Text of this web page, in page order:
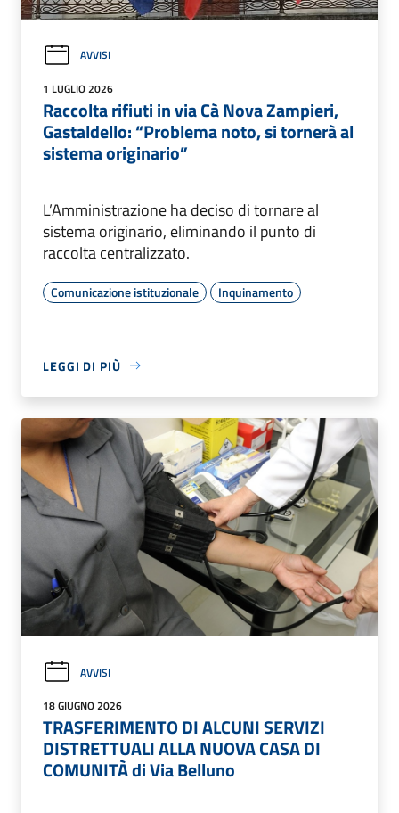
AVVISI
1 LUGLIO 2026
Raccolta rifiuti in via Cà Nova Zampieri,
Gastaldello: “Problema noto, si tornerà al
sistema originario”
L’Amministrazione ha deciso di tornare al
sistema originario, eliminando il punto di
raccolta centralizzato.
Comunicazione istituzionale Inquinamento
LEGGI DI PIÙ
AVVISI
18 GIUGNO 2026
TRASFERIMENTO DI ALCUNI SERVIZI
DISTRETTUALI ALLA NUOVA CASA DI
COMUNITÀ di Via Belluno